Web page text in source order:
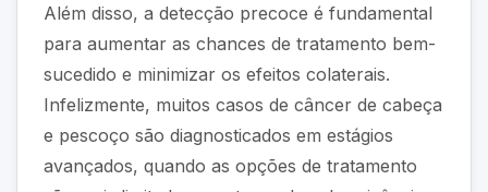
Além disso, a detecção precoce é fundamental
para aumentar as chances de tratamento bem-
sucedido e minimizar os efeitos colaterais.
Infelizmente, muitos casos de câncer de cabeça
e pescoço são diagnosticados em estágios
avançados, quando as opções de tratamento